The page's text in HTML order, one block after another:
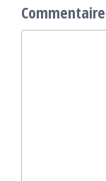
Commentaire